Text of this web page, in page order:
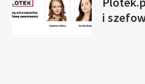
i